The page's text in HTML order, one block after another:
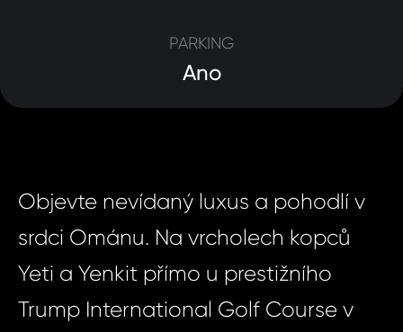
PARKING
Ano
Objevte nevídaný luxus a pohodlí v
srdci Ománu. Na vrcholech kopců
Yeti a Yenkit přímo u prestižního
Trump International Golf Course v